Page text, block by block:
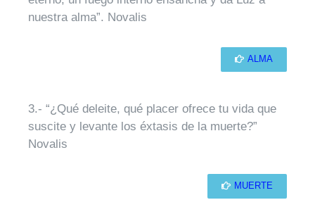
nuestra alma”. Novalis
ALMA
3.- “¿Qué deleite, qué placer ofrece tu vida que
suscite y levante los éxtasis de la muerte?”
Novalis
MUERTE